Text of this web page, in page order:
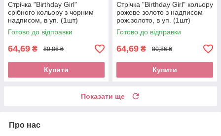
Стрічка "Birthday Girl"
срібного кольору з чорним
надписом, в уп. (1шт)
Готово до відправки
64,69 ₴ 80,86 ₴
Купити
Стрічка "Birthday Girl" кольору
рожеве золото з надписом
рож.золото, в уп. (1шт)
Готово до відправки
64,69 ₴ 80,86 ₴
Купити
Показати ще
Про нас